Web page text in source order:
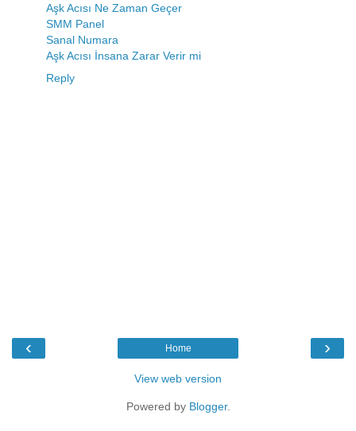
Aşk Acısı Ne Zaman Geçer
SMM Panel
Sanal Numara
Aşk Acısı İnsana Zarar Verir mi
Reply
‹ ›
Home
View web version
Powered by Blogger.